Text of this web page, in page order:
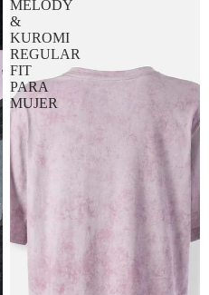
MELODY
&
KUROMI
REGULAR
FIT
PARA
MUJER